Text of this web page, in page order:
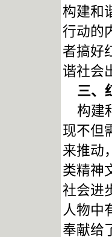
构建和
行动的
者搞好
谐社会
三、
构建
现不但
来推动
类精神
社会进
人物中
奉献给